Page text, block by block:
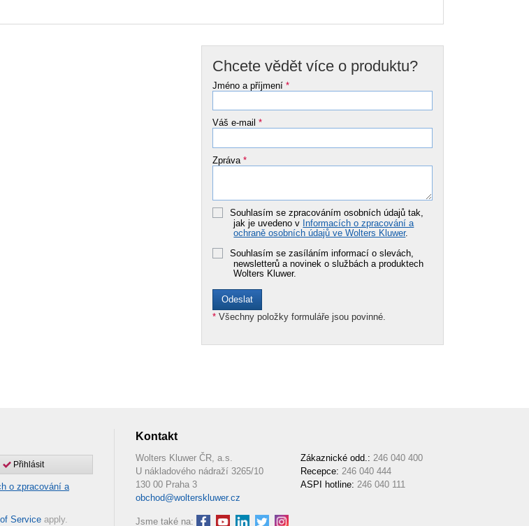
Chcete vědět více o produktu?
Jméno a příjmení*
Váš e-mail*
Zpráva*
Souhlasím se zpracováním osobních údajů tak,
jak je uvedeno v Informacích o zpracování a
ochraně osobních údajů ve Wolters Kluwer.
Souhlasím se zasíláním informací o slevách,
newsletterů a novinek o službách a produktech
Wolters Kluwer.
* Všechny položky formuláře jsou povinné.
Přihlásit
o zpracování a
Service apply.
Kontakt
Wolters Kluwer ČR, a.s.
U nákladového nádraží 3265/10
130 00 Praha 3
obchod@wolterskluwer.cz
Zákaznické odd.: 246 040 400
Recepce: 246 040 444
ASPI hotline: 246 040 111
Jsme také na: